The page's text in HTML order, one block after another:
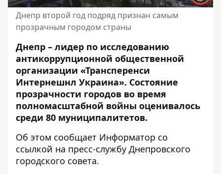
Днепр второй год подряд признан самым
прозрачным городом страны
Днепр – лидер по исследованию
антикоррупционной общественной
организации «Трансперенси
Интернешнл Украина». Состояние
прозрачности городов во время
полномасштабной войны оценивалось
среди 80 муниципалитетов.
Об этом сообщает Информатор со
ссылкой на пресс-службу Днепровского
городского совета.